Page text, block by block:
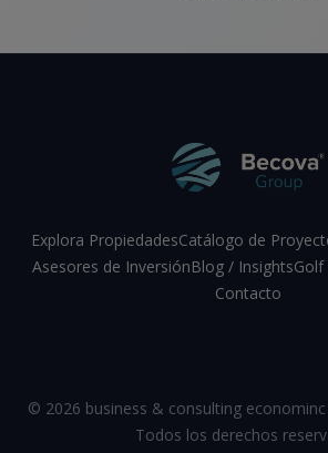
Explora PropiedadesCatálogo de
Asesores de InversiónBlog / Insights
Contacto
© 2026 business & consulting econominc
Todos los derechos